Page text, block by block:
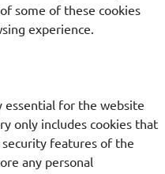
some of these cookies
experience.
essential for the website
only includes cookies that
features of the
any personal